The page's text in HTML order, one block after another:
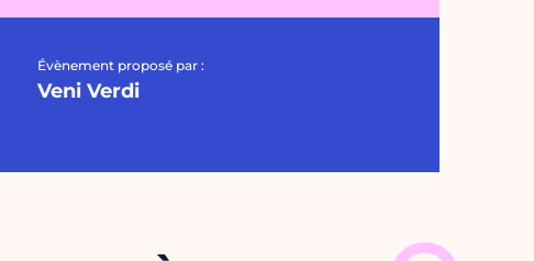
Évènement proposé par :
Veni Verdi